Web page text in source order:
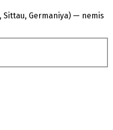
Sittau, Germaniya) — nemis